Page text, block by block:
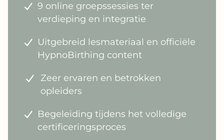
9 online groepssessies ter
verdieping en integratie
Uitgebreid lesmateriaal en officiële
HypnoBirthing content
Zeer ervaren en betrokken
opleiders
Begeleiding tijdens het volledige
certificeringsproces